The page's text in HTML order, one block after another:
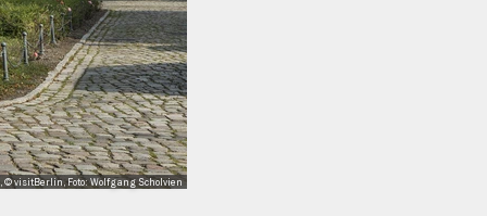
, © visitBerlin, Foto: Wolfgang Scholvien